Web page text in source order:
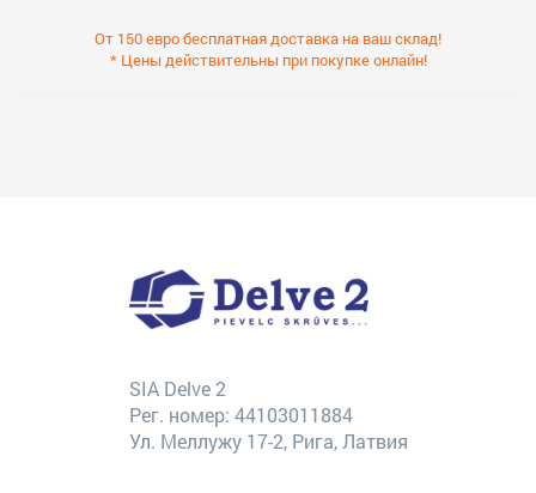
От 150 евро бесплатная доставка на ваш склад!
* Цены действительны при покупке онлайн!
SIA Delve 2
Рег. номер: 44103011884
Ул. Меллужу 17-2, Рига, Латвия